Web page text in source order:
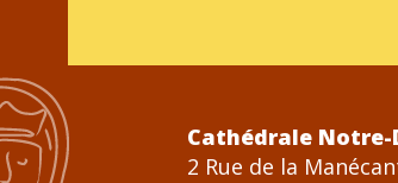
Cathédrale Notre-
2 Rue de la